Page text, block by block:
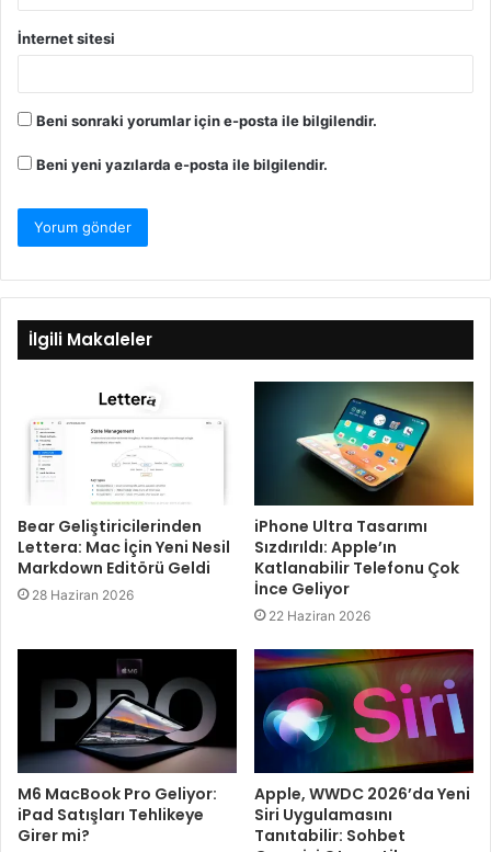
İnternet sitesi
Beni sonraki yorumlar için e-posta ile bilgilendir.
Beni yeni yazılarda e-posta ile bilgilendir.
İlgili Makaleler
Bear Geliştiricilerinden
Lettera: Mac İçin Yeni Nesil
Markdown Editörü Geldi
28 Haziran 2026
iPhone Ultra Tasarımı
Sızdırıldı: Apple’ın
Katlanabilir Telefonu Çok
İnce Geliyor
22 Haziran 2026
M6 MacBook Pro Geliyor:
iPad Satışları Tehlikeye
Girer mi?
Apple, WWDC 2026’da Yeni
Siri Uygulamasını
Tanıtabilir: Sohbet